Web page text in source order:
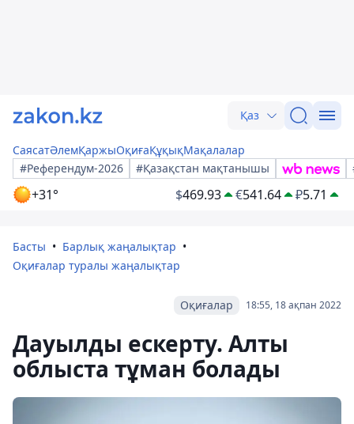
Қаз
СаясатӘлемҚаржыОқиғаҚұқықМақалалар
#Референдум-2026
#Қазақстан мақтанышы
+31° $469.93 €541.64 ₽5.71
Басты
Барлық жаңалықтар
Оқиғалар туралы жаңалықтар
18:55, 18 ақпан 2022
Оқиғалар
Дауылды ескерту. Алты
облыста тұман болады